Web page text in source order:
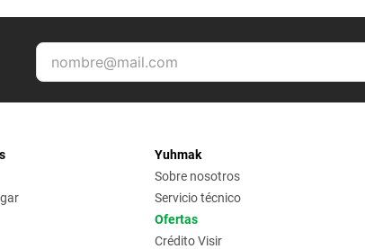
Yuhmak
Sobre nosotros
Servicio técnico
Ofertas
Crédito Visir